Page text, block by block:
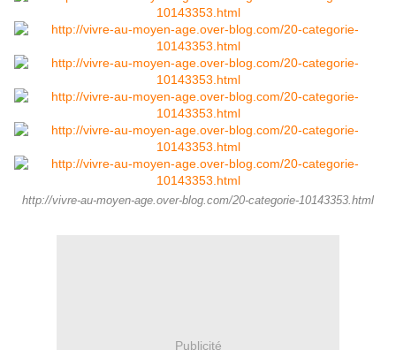
http://vivre-au-moyen-age.over-blog.com/20-categorie-10143353.html
Publicité